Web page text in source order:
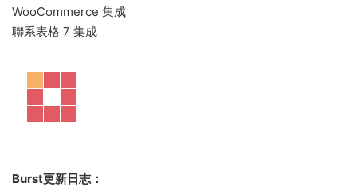
WooCommerce 集成
聯系表格 7 集成
Burst更新日志：